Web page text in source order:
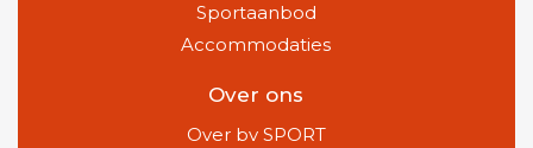
Sportaanbod
Accommodaties
Over ons
Over bv SPORT